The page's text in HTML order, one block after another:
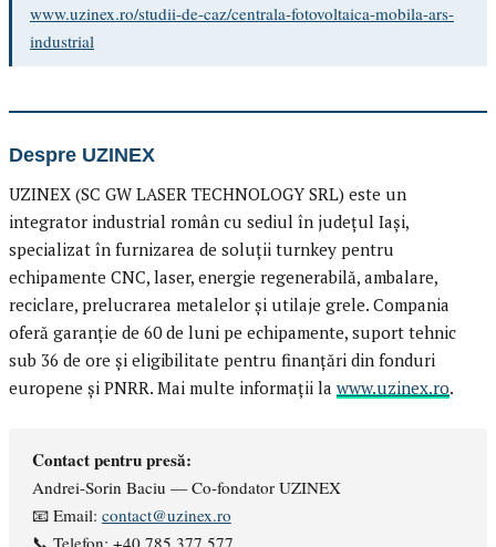
www.uzinex.ro/studii-de-caz/centrala-fotovoltaica-mobila-ars-
industrial
Despre UZINEX
UZINEX (SC GW LASER TECHNOLOGY SRL) este un
integrator industrial român cu sediul în județul Iași,
specializat în furnizarea de soluții turnkey pentru
echipamente CNC, laser, energie regenerabilă, ambalare,
reciclare, prelucrarea metalelor și utilaje grele. Compania
oferă garanție de 60 de luni pe echipamente, suport tehnic
sub 36 de ore și eligibilitate pentru finanțări din fonduri
europene și PNRR. Mai multe informații la www.uzinex.ro.
Contact pentru presă:
Andrei-Sorin Baciu — Co-fondator UZINEX
📧 Email: contact@uzinex.ro
📞 Telefon: +40 785 377 577